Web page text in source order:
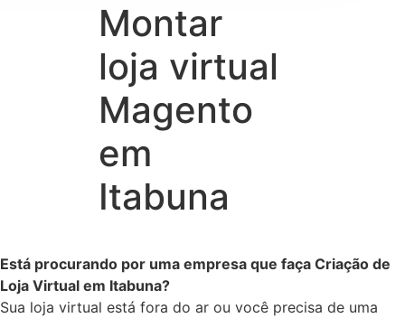
Montar
loja virtual
Magento
em
Itabuna
Está procurando por uma empresa que faça Criação de
Loja Virtual em Itabuna?
Sua loja virtual está fora do ar ou você precisa de uma